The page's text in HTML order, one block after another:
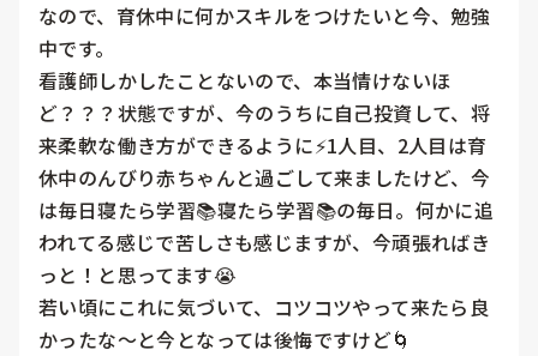
なので、育休中に何かスキルをつけたいと今、勉強
中です。
看護師しかしたことないので、本当情けないほ
ど？？？状態ですが、今のうちに自己投資して、将
来柔軟な働き方ができるように⚡️1人目、2人目は育
休中のんびり赤ちゃんと過ごして来ましたけど、今
は毎日寝たら学習📚寝たら学習📚の毎日。何かに追
われてる感じで苦しさも感じますが、今頑張ればき
っと！と思ってます😭
若い頃にこれに気づいて、コツコツやって来たら良
かったな〜と今となっては後悔ですけど🌀